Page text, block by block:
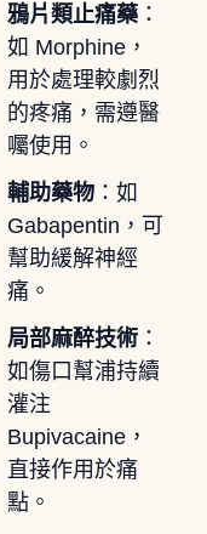
鴉片類止痛藥：
如 Morphine，
用於處理較劇烈
的疼痛，需遵醫
囑使用。
輔助藥物：如
Gabapentin，可
幫助緩解神經
痛。
局部麻醉技術：
如傷口幫浦持續
灌注
Bupivacaine，
直接作用於痛
點。